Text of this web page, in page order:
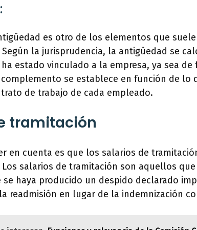
es otro de los elementos que
Según la jurisprudencia, la antigüedad se
estado vinculado a la empresa, ya sea
se establece en función de lo
de trabajo de cada empleado.
tramitación
en cuenta es que los salarios de
Los salarios de tramitación son aquellos
se haya producido un despido declarado
readmisión en lugar de la indemnización